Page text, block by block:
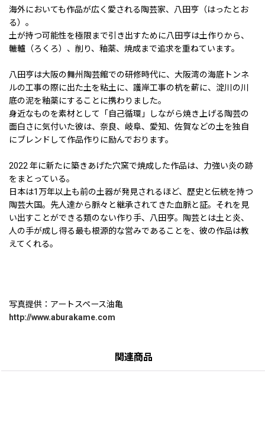
海外においても作品が広く愛される陶芸家、八田亨（はったとお
る）。
土が持つ可能性を極限まで引き出すために八田亨は土作りから、
轆轤（ろくろ）、削り、釉薬、焼成まで追求を重ねています。
八田亨は大阪の舞州陶芸館での研修時代に、大阪湾の海底トンネ
ルの工事の際に出た土を粘土に、護岸工事の杭を薪に、淀川の川
底の泥を釉薬にすることに携わりました。
身近なものを素材として「自己循環」しながら焼き上げる陶芸の
面白さに気付いた彼は、奈良、岐阜、愛知、佐賀などの土を独自
にブレンドして作品作りに励んでおります。
2022 年に新たに築きあげた穴窯で焼成した作品は、力強い炎の跡
をまとっている。
日本は1万年以上も前の土器が発見されるほど、歴史と伝統を持つ
陶芸大国。先人達から脈々と継承されてきた血脈と証。それを見
い出すことができる類のない作り手、八田亨。陶芸とは土と炎、
人の手が成し得る最も根源的な営みであることを、彼の作品は教
えてくれる。
写真提供：アートスペース油亀
http://www.aburakame.com
関連商品